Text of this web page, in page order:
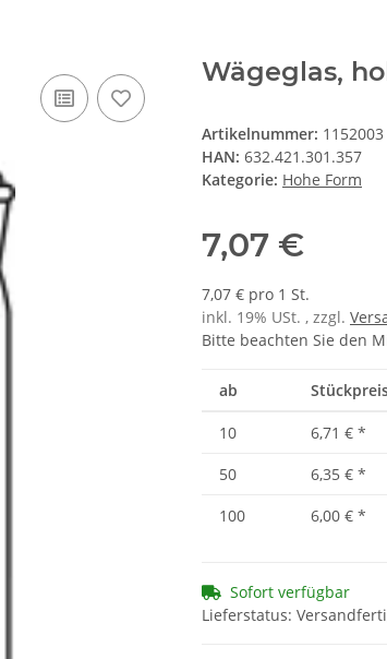
Wägeglas,
Artikelnummer: 1152003
HAN: 632.421.301.357
Kategorie: Hohe Form
7,07 €
7,07 € pro 1 St.
inkl. 19% USt. , zzgl.
Bitte beachten Sie den
ab
10 6,71 € *
50
6,35 € *
100
6,00 € *
Sofort verfügbar
Lieferstatus: